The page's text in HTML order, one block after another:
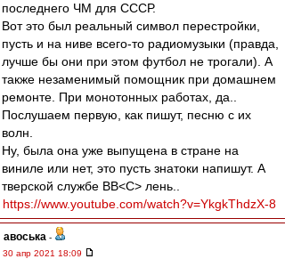
последнего ЧМ для СССР.
Вот это был реальный символ перестройки,
пусть и на ниве всего-то радиомузыки (правда,
лучше бы они при этом футбол не трогали). А
также незаменимый помощник при домашнем
ремонте. При монотонных работах, да..
Послушаем первую, как пишут, песню с их
волн.
Ну, была она уже выпущена в стране на
виниле или нет, это пусть знатоки напишут. А
тверской службе ВВ˂С˃ лень..
https://www.youtube.com/watch?v=YkgkThdzX-8
авоська -
30 апр 2021 18:09